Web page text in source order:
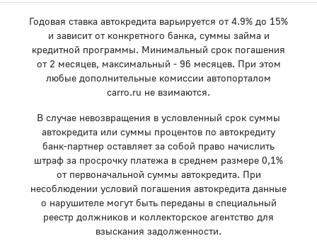
Годовая ставка автокредита варьируется от 4.9% до 15%
и зависит от конкретного банка, суммы займа и
кредитной программы. Минимальный срок погашения
от 2 месяцев, максимальный - 96 месяцев. При этом
любые дополнительные комиссии автопорталом
carro.ru не взимаются.
В случае невозвращения в условленный срок суммы
автокредита или суммы процентов по автокредиту
банк-партнер оставляет за собой право начислить
штраф за просрочку платежа в среднем размере 0,1%
от первоначальной суммы автокредита. При
несоблюдении условий погашения автокредита данные
о нарушителе могут быть переданы в специальный
реестр должников и коллекторское агентство для
взыскания задолженности.